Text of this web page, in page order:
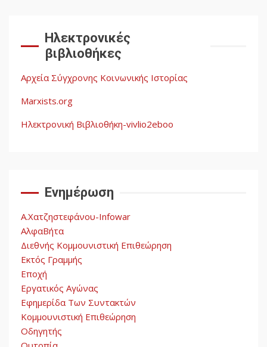
Αυγή: Μαρξισμός και Εθνική
Απελευθέρωση
Ηλεκτρονικές
βιβλιοθήκες
Αρχεία Σύγχρονης Κοινωνικής Ιστορίας
Marxists.org
Ηλεκτρονική Βιβλιοθήκη-vivlio2eboo
Ενημέρωση
Α.Χατζηστεφάνου-Infowar
ΑλφαΒήτα
Διεθνής Κομμουνιστική Επιθεώρηση
Εκτός Γραμμής
Εποχή
Εργατικός Αγώνας
Εφημερίδα Των Συντακτών
Κομμουνιστική Επιθεώρηση
Οδηγητής